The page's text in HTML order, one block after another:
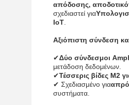
απόδοσης,
σχεδιαστεί για
IoT
Αξιόπιστη σύνδεση
✔Δύο σύνδεσμοι
μετάδοση δεδομένων.
✔Τέσσερις βίδες M2
✔ Σχεδιασμένο για
συστήματα.